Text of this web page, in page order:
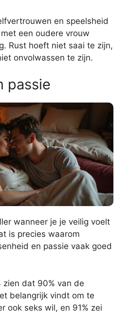
en speelsheid
een oudere vrouw
Rust hoeft niet saai te zijn,
onvolwassen te zijn.
passie
wanneer je je veilig voelt
is precies waarom
en passie vaak goed
zien dat 90% van de
belangrijk vindt om te
ook seks wil, en 91% zei